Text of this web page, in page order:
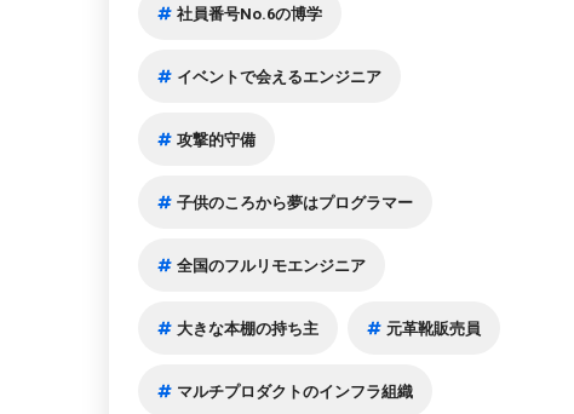
社員番号No.6の博学
イベントで会えるエンジニア
攻撃的守備
子供のころから夢はプログラマー
全国のフルリモエンジニア
大きな本棚の持ち主 元革靴販売員
マルチプロダクトのインフラ組織